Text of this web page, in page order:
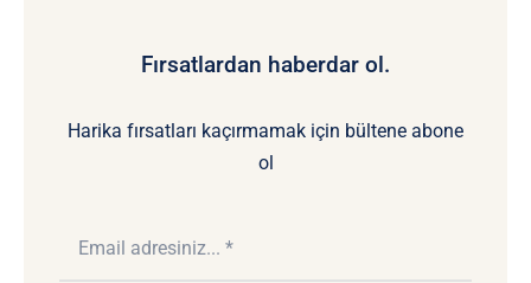
Fırsatlardan haberdar ol.
Harika fırsatları kaçırmamak için bültene abone
ol